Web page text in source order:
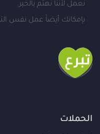
نعمل لأننا نهتم بالخير.
بإمكانك أيضاً عمل نفس
الحملات